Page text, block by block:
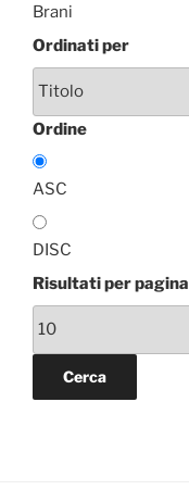
Brani
Ordinati per
Ordine
ASC
DISC
Risultati per pagina